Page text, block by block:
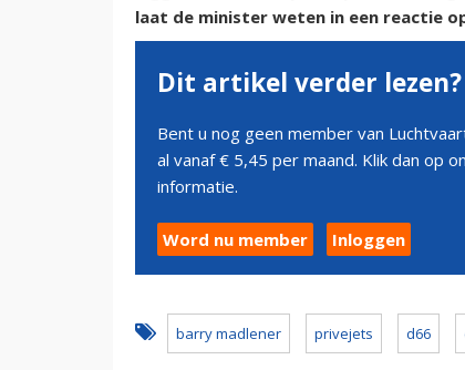
laat de minister weten in een reactie
Dit artikel verder lezen?
Bent u nog geen member van
al vanaf € 5,45 per maand. Klik dan op
informatie.
Word nu member Inloggen
barry madlener privejets d66